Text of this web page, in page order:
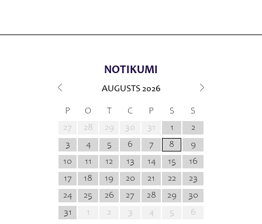
NOTIKUMI
AUGUSTS 2026
P O T C P S
S
27
28 29 30 31 1
2
3
4 5 6 7 8
9
10
11 12 13 14 15
16
17
18 19 20 21 22
23
24
25 26 27 28 29
30
31
1 2 3 4 5
6